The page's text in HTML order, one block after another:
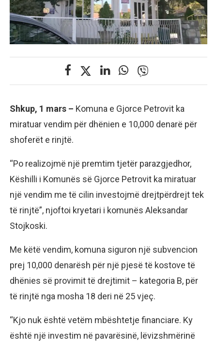
Shkup, 1 mars – Komuna e Gjorce Petrovit ka
miratuar vendim për dhënien e 10,000 denarë për
shoferët e rinjtë.
“Po realizojmë një premtim tjetër parazgjedhor,
Këshilli i Komunës së Gjorce Petrovit ka miratuar
një vendim me të cilin investojmë drejtpërdrejt tek
të rinjtë”, njoftoi kryetari i komunës Aleksandar
Stojkoski.
Me këtë vendim, komuna siguron një subvencion
prej 10,000 denarësh për një pjesë të kostove të
dhënies së provimit të drejtimit – kategoria B, për
të rinjtë nga mosha 18 deri në 25 vjeç.
“Kjo nuk është vetëm mbështetje financiare. Ky
është një investim në pavarësinë, lëvizshmërinë